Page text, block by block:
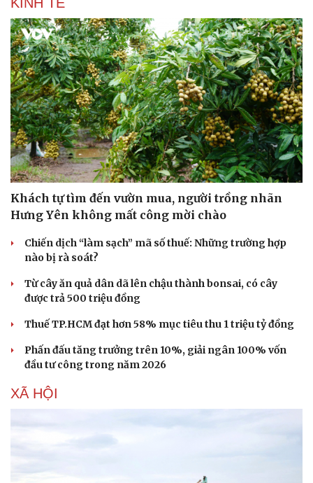
Khách tự tìm đến vườn mua, người trồng nhãn
Hưng Yên không mất công mời chào
Chiến dịch “làm sạch” mã số thuế: Những trường hợp
nào bị rà soát?
Từ cây ăn quả dân dã lên chậu thành bonsai, có cây
được trả 500 triệu đồng
Thuế TP.HCM đạt hơn 58% mục tiêu thu 1 triệu tỷ đồng
Phấn đấu tăng trưởng trên 10%, giải ngân 100% vốn
đầu tư công trong năm 2026
XÃ HỘI